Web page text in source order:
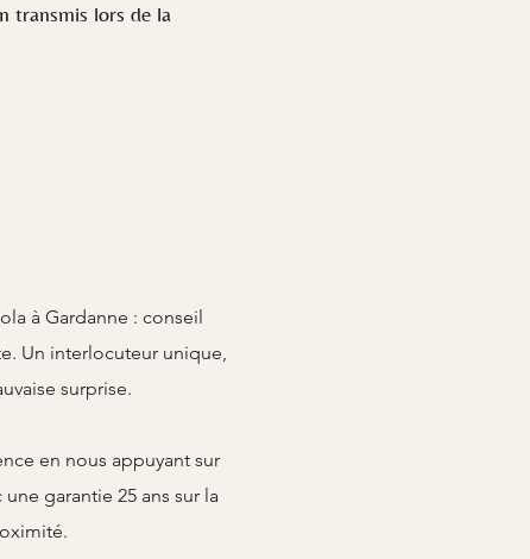
transmis lors de la
à Gardanne : conseil
Un interlocuteur unique,
surprise.
en nous appuyant sur
garantie 25 ans sur la